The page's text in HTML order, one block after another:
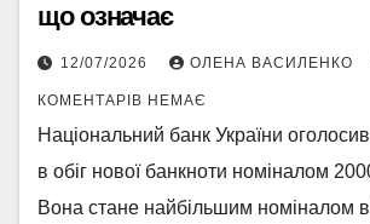
що означає
12/07/2026 ОЛЕНА ВАСИЛЕНКО
КОМЕНТАРІВ НЕМАЄ
Національний банк України
в обіг нової банкноти номіналом
Вона стане найбільшим номіналом в